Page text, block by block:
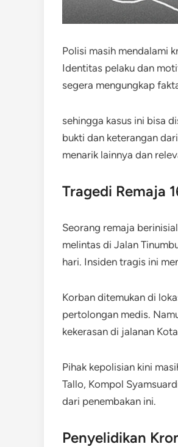
Polisi masih mendalami
Identitas pelaku dan
segera mengungkap
sehingga kasus ini bisa
bukti dan keterangan
menarik lainnya dan
Tragedi Remaja
Seorang remaja
melintas di Jalan
hari. Insiden tragis ini
Korban ditemukan di
pertolongan medis.
kekerasan di jalanan
Pihak kepolisian kini
Tallo, Kompol
dari penembakan ini.
Penyelidikan